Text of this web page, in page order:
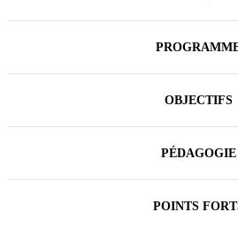
actions marketing-commercial,
l'intelligence artificielle au
de la montée en puissance des
À l'issue de ce cycle complet, le
de sa fonction : construire les
Cette formation mène à un
Directeur Commercial (Réf.
OBJECTIFS
PÉDAGOGIE
POINTS